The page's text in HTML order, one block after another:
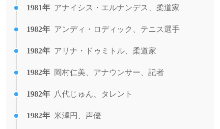
1981年 アナイシス・エルナンデス、柔道家
1982年 アンディ・ロディック、テニス選手
1982年 アリナ・ドゥミトル、柔道家
1982年 岡村仁美、アナウンサー、記者
1982年 八代じゅん、タレント
1982年 米澤円、声優